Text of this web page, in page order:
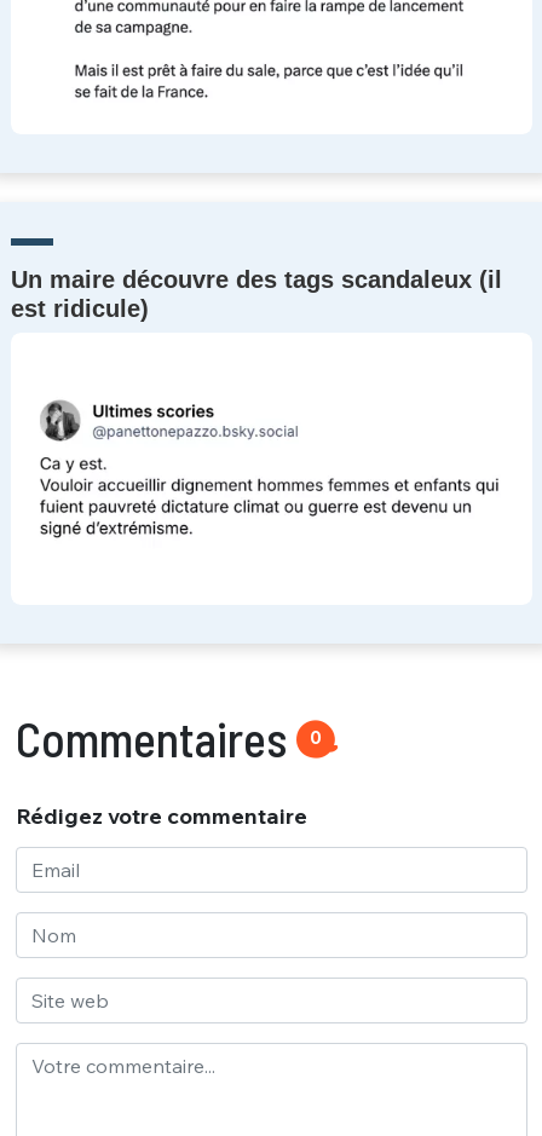
Un maire découvre des tags scandaleux (il
est ridicule)
Commentaires 0
Rédigez votre commentaire